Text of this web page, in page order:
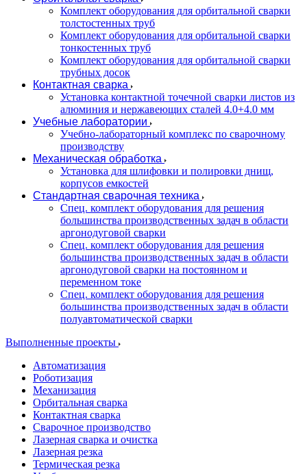
Комплект оборудования для орбитальной сварки
толстостенных труб
Комплект оборудования для орбитальной сварки
тонкостенных труб
Комплект оборудования для орбитальной сварки
трубных досок
Контактная сварка
Установка контактной точечной сварки листов из
алюминия и нержавеющих сталей 4.0+4.0 мм
Учебные лаборатории
Учебно-лабораторный комплекс по сварочному
производству
Механическая обработка
Установка для шлифовки и полировки днищ,
корпусов емкостей
Стандартная сварочная техника
Спец. комплект оборудования для решения
большинства производственных задач в области
аргонодуговой сварки
Спец. комплект оборудования для решения
большинства производственных задач в области
аргонодуговой сварки на постоянном и
переменном токе
Спец. комплект оборудования для решения
большинства производственных задач в области
полуавтоматической сварки
Выполненные проекты
Автоматизация
Роботизация
Механизация
Орбитальная сварка
Контактная сварка
Сварочное производство
Лазерная сварка и очистка
Лазерная резка
Термическая резка